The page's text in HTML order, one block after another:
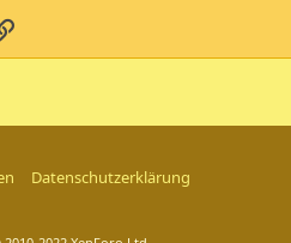
Freude und Glück für 2026
ein gesundes neues Jahr und
einen guten Rutsch ins Jahr
Datenschutzerklärung